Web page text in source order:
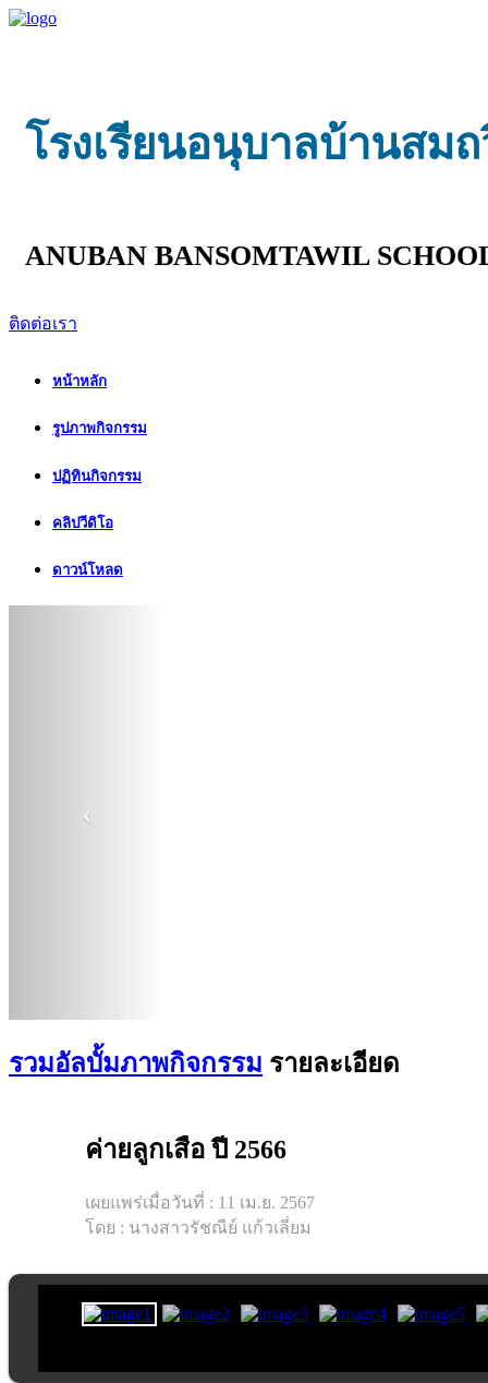
โรงเรียนอนุบาลบ้านสม
ANUBAN BANSOMTAWIL
ติดต่อเรา
หน้าหลัก
รูปภาพกิจกรรม
ปฏิทินกิจกรรม
คลิปวีดิโอ
ดาวน์โหลด
รวมอัลบั้มภาพกิจกรรม รายละเอียด
ค่ายลูกเสือ ปี 2566
เผยแพร่เมื่อวันที่ : 11 เม.ย. 2567
โดย : นางสาวรัชณีย์ แก้วเลี่ยม